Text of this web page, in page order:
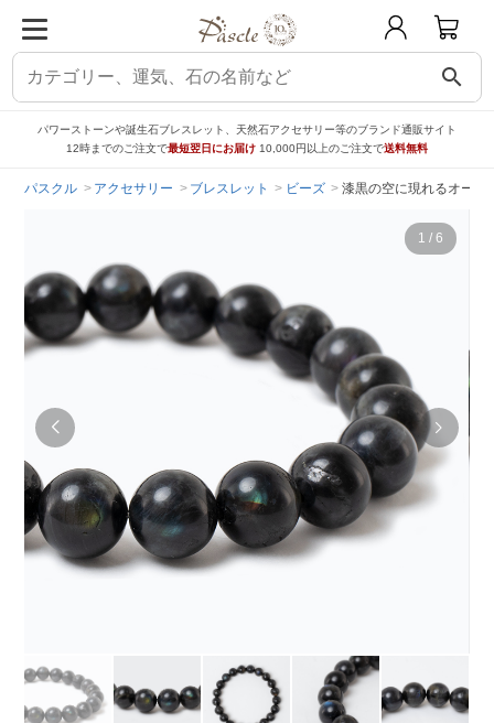
search
パワーストーンや誕生石ブレスレット、天然石アクセサリー等のブランド通販サイト
12時までのご注文で最短翌日にお届け 10,000円以上のご注文で送料無料
パスクル アクセサリー ブレスレット ビーズ 漆黒の空に現れるオーロ
1 / 6